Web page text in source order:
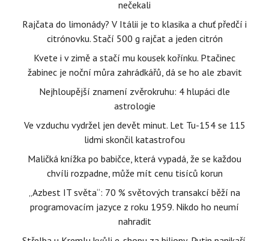
nečekali
Rajčata do limonády? V Itálii je to klasika a chuť předčí i
citrónovku. Stačí 500 g rajčat a jeden citrón
Kvete i v zimě a stačí mu kousek kořínku. Ptačinec
žabinec je noční můra zahrádkářů, dá se ho ale zbavit
Nejhloupější znamení zvěrokruhu: 4 hlupáci dle
astrologie
Ve vzduchu vydržel jen devět minut. Let Tu-154 se 115
lidmi skončil katastrofou
Maličká knížka po babičce, která vypadá, že se každou
chvíli rozpadne, může mít cenu tisíců korun
„Azbest IT světa“: 70 % světových transakcí běží na
programovacím jazyce z roku 1959. Nikdo ho neumí
nahradit